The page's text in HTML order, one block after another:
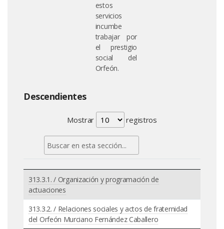
estos
servicios
incumbe
trabajar por
el prestigio
social del
Orfeón.
Descendientes
Mostrar registros
313.3.1. / Organización y programación de
actuaciones
313.3.2. / Relaciones sociales y actos de fraternidad
del Orfeón Murciano Fernández Caballero